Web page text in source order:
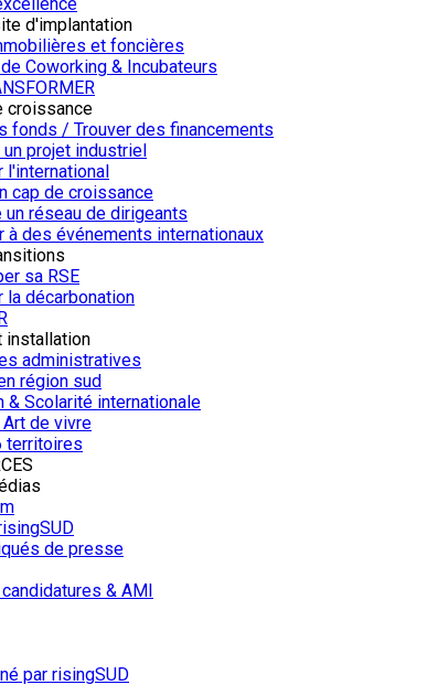
d'implantation
et foncières
Coworking & Incubateurs
croissance
fonds / Trouver des financements
projet industriel
l'international
cap de croissance
un réseau de dirigeants
à des événements internationaux
sa RSE
la décarbonation
installation
administratives
région sud
& Scolarité internationale
Art de vivre
territoires
de presse
& AMI
par risingSUD